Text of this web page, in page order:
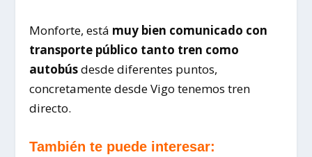
Monforte, está muy bien comunicado con
transporte público tanto tren como
autobúsdesde diferentes puntos,
concretamente desde Vigo tenemos tren
directo.
También te puede interesar: